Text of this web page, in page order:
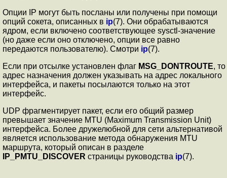
Опции IP могут быть посланы или получены при помощи
опций сокета, описанных в ip(7). Они обрабатываются
ядром, если включено соответствующее sysctl-значение
(но даже если оно отключено, опции все равно
передаются пользователю). Смотри ip(7).
Если при отсылке установлен флаг MSG_DONTROUTE, то
адрес назначения должен указывать на адрес локального
интерфейса, и пакеты посылаются только на этот
интерфейс.
UDP фрагментирует пакет, если его общий размер
превышает значение MTU (Maximum Transmission Unit)
интерфейса. Более дружелюбной для сети альтернативой
является использование метода обнаружения MTU
маршрута, который описан в разделе
IP_PMTU_DISCOVER страницы руководства ip(7).